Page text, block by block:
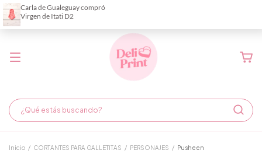
Demora de fabricación hasta 6 días hábiles
Inicio / CORTANTES PARA GALLETITAS / PERSONAJES / Pusheen